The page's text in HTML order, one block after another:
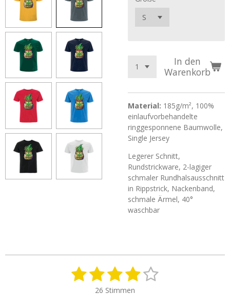
In den
Warenkorb
Material: 185g/m², 100%
einlaufvorbehandelte
ringgesponnene Baumwolle,
Single Jersey
Legerer Schnitt,
Rundstrickware, 2-lagiger
schmaler Rundhalsausschnitt
in Rippstrick, Nackenband,
schmale Ärmel, 40°
waschbar
1 2 3 4 5
26 Stimmen